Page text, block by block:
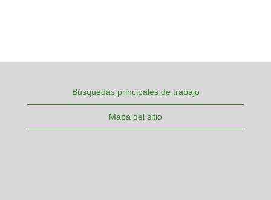
Búsquedas principales de trabajo
Mapa del sitio